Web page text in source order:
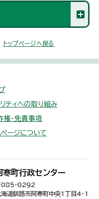
トップページへ戻る
ティへの取り組み
権・免責事項
ージについて
寒町行政センター
085-0292
海道釧路市阿寒町中央1丁目4-1